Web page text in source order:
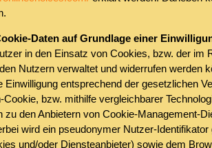
Daten auf Grundlage einer
in den Einsatz von Cookies, bzw. der
Nutzern verwaltet und widerrufen werden
Einwilligung entsprechend der gesetzlichen
bzw. mithilfe vergleichbarer
zu den Anbietern von Cookie-Management-
wird ein pseudonymer Nutzer-
und/oder Diensteanbieter) sowie dem